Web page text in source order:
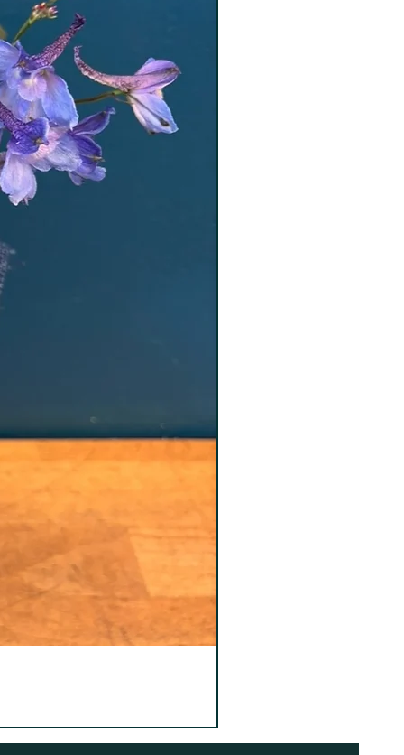
siguientes requisitos:
abierto ni usado y conserve
original. No se admitirán
no es remitido en
con su embalaje original y sin
las devoluciones de flores
e íntegro, con todos sus
y embalajes originales
deben estar en perfectas
original.
el cliente tiene
sustitución del producto en los
del producto, únicamente
producidos en el
envío.
transcurrido este plazo, o
está dañado o no dispone
no podrá aceptar su
no tendrá derecho a su
devoluciones de
su etiquetado original
sido quitado del pedido.